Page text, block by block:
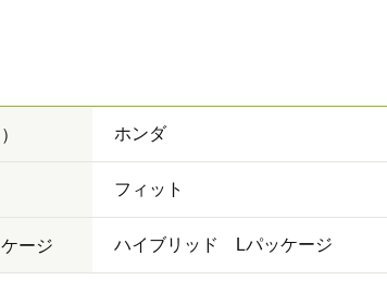
ホンダ
フィット
ージ ハイブリッド Lパッケージ